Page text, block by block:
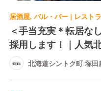
＜手当充実＊転居な
採用します！｜人気
北海道シントク町 塚